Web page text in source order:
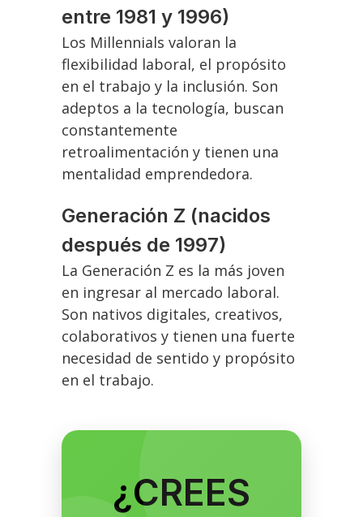
entre 1981 y 1996)
Los Millennials valoran la
flexibilidad laboral, el propósito
en el trabajo y la inclusión. Son
adeptos a la tecnología, buscan
constantemente
retroalimentación y tienen una
mentalidad emprendedora.
Generación Z (nacidos
después de 1997)
La Generación Z es la más joven
en ingresar al mercado laboral.
Son nativos digitales, creativos,
colaborativos y tienen una fuerte
necesidad de sentido y propósito
en el trabajo.
¿CREES